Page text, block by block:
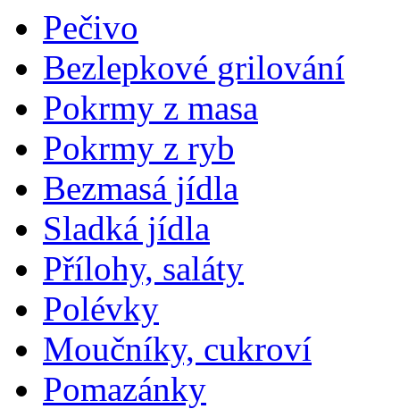
Pečivo
Bezlepkové grilování
Pokrmy z masa
Pokrmy z ryb
Bezmasá jídla
Sladká jídla
Přílohy, saláty
Polévky
Moučníky, cukroví
Pomazánky